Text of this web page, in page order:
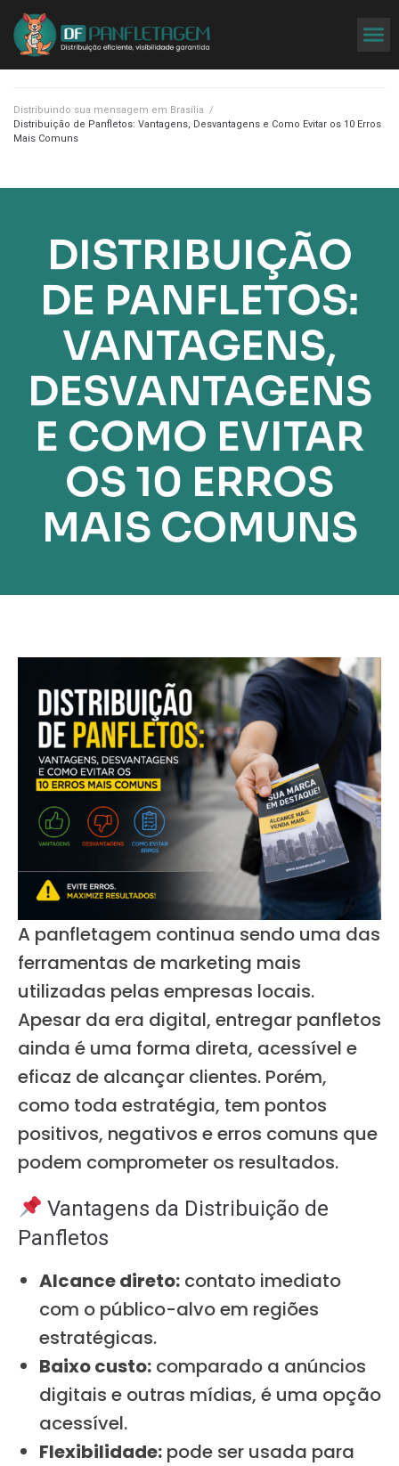
Distribuindo sua mensagem em Brasília /
Distribuição de Panfletos: Vantagens, Desvantagens e Como Evitar os 10 Erros
Mais Comuns
DISTRIBUIÇÃO
DE PANFLETOS:
VANTAGENS,
DESVANTAGENS
E COMO EVITAR
OS 10 ERROS
MAIS COMUNS
A panfletagem continua sendo uma das
ferramentas de marketing mais
utilizadas pelas empresas locais.
Apesar da era digital, entregar panfletos
ainda é uma forma direta, acessível e
eficaz de alcançar clientes. Porém,
como toda estratégia, tem pontos
positivos, negativos e erros comuns que
podem comprometer os resultados.
Vantagens da Distribuição de
Panfletos
Alcance direto: contato imediato
com o público-alvo em regiões
estratégicas.
Baixo custo: comparado a anúncios
digitais e outras mídias, é uma opção
acessível.
Flexibilidade: pode ser usada para